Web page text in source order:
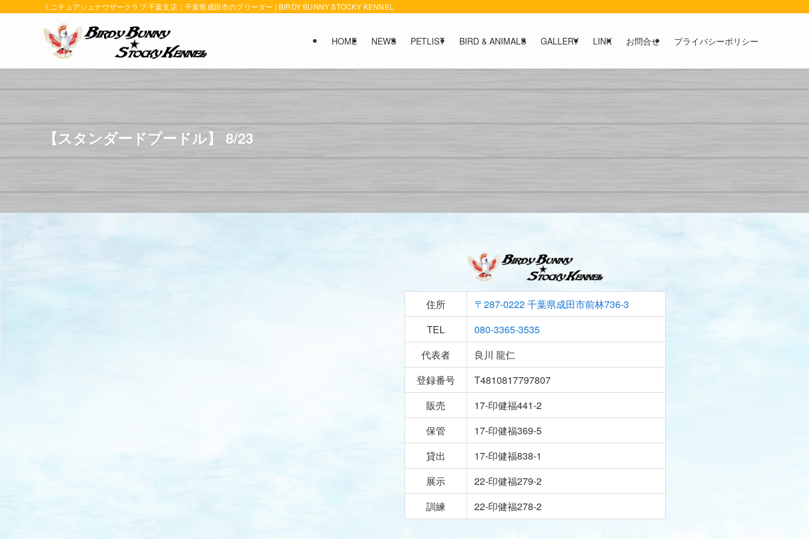
ミニチュアシュナウザークラブ 千葉支店｜千葉県成田市のブリーダー | BIRDY BUNNY STOCKY KENNEL
HOME NEWS PETLIST BIRD & ANIMALS GALLERY LINK お問合せ プライバシーポリシー
【スタンダードプードル】 8/23
住所 〒287-0222千葉県成田市前林736-3
TEL
080-3365-3535
代表者
良川 龍仁
登録番号
T4810817797807
販売
17-印健福441-2
保管
17-印健福369-5
貸出
17-印健福838-1
展示
22-印健福279-2
訓練
22-印健福278-2